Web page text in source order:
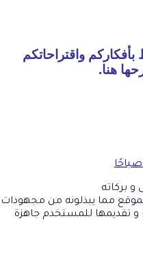
واقتراحاتكم
هنا.
و بركاته
مما يبذلونه من مجهودات
و تقديمها للمستخدم جاهزة